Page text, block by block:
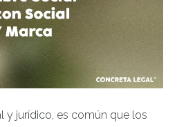
y jurídico, es común que los